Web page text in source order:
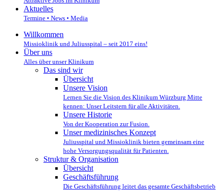
Aktuelles
Termine • News • Media
Willkommen
Missioklinik und Juliusspital – seit 2017 eins!
Über uns
Alles über unser Klinikum
Das sind wir
Übersicht
Unsere Vision
Lernen Sie die Vision des Klinikum Würzburg Mitte
kennen: Unser Leitstern für alle Aktivitäten.
Unsere Historie
Von der Kooperation zur Fusion.
Unser medizinisches Konzept
Juliusspital und Missioklinik bieten gemeinsam eine
hohe Versorgungsqualität für Patienten.
Struktur & Organisation
Übersicht
Geschäftsführung
Die Geschäftsführung leitet das gesamte Geschäftsbetrieb